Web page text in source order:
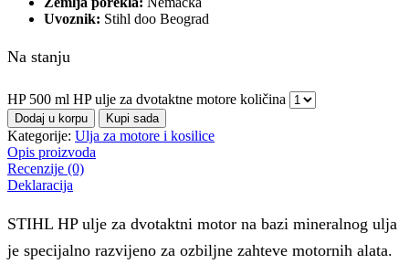
Uvoznik: Stihl doo Beograd
Na stanju
HP 500 ml HP ulje za dvotaktne motore količina
Dodaj u korpu Kupi sada
Kategorije: Ulja za motore i kosilice
Opis proizvoda
Recenzije (0)
Deklaracija
STIHL HP ulje za dvotaktni motor na bazi mineralnog ulja
je specijalno razvijeno za ozbiljne zahteve motornih alata.